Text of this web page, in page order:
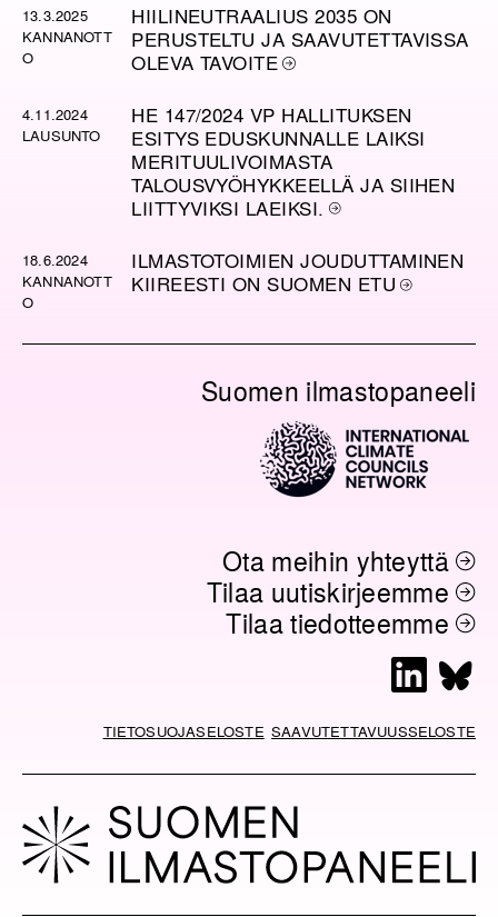
13.3.2025
KANNANOTT
O
HIILINEUTRAALIUS 2035 ON
PERUSTELTU JA SAAVUTETTAVISSA
OLEVA TAVOITE
4.11.2024
LAUSUNTO
HE 147/2024 VP HALLITUKSEN
ESITYS EDUSKUNNALLE LAIKSI
MERITUULIVOIMASTA
TALOUSVYÖHYKKEELLÄ JA SIIHEN
LIITTYVIKSI LAEIKSI.
18.6.2024
KANNANOTT
O
ILMASTOTOIMIEN JOUDUTTAMINEN
KIIREESTI ON SUOMEN ETU
Suomen ilmastopaneeli
Ota meihin yhteyttä
Tilaa uutiskirjeemme
Tilaa tiedotteemme
L
n
k
I
n
u
e
y
TIETOSUOJASELOSTE SAAVUTETTAVUUSSELOSTE